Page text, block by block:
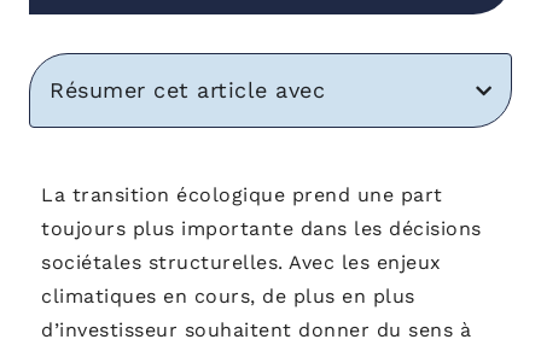
Résumer cet article avec
La transition écologique prend une part
toujours plus importante dans les décisions
sociétales structurelles. Avec les enjeux
climatiques en cours, de plus en plus
d’investisseur souhaitent donner du sens à